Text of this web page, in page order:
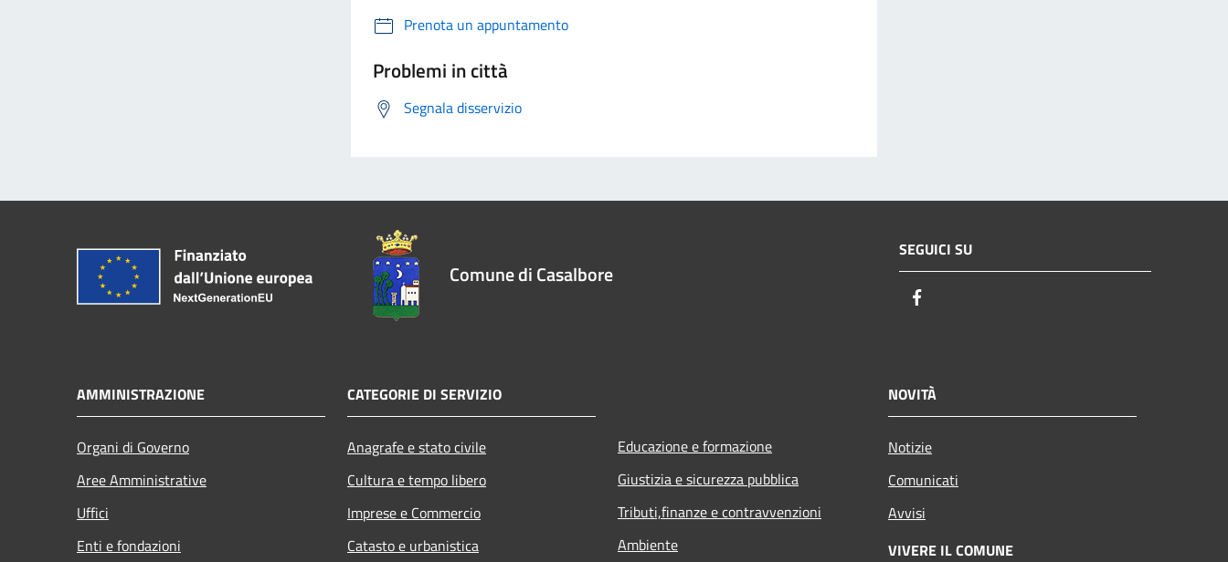
Prenota un appuntamento
Problemi in città
Segnala disservizio
Comune di Casalbore
SEGUICI SU
AMMINISTRAZIONE
Organi di Governo
Aree Amministrative
Uffici
Enti e fondazioni
CATEGORIE DI SERVIZIO
Anagrafe e stato civile
Cultura e tempo libero
Imprese e Commercio
Catasto e urbanistica
Educazione e formazione
Giustizia e sicurezza pubblica
Tributi,finanze e contravvenzioni
Ambiente
NOVITÀ
Notizie
Comunicati
Avvisi
VIVERE IL COMUNE